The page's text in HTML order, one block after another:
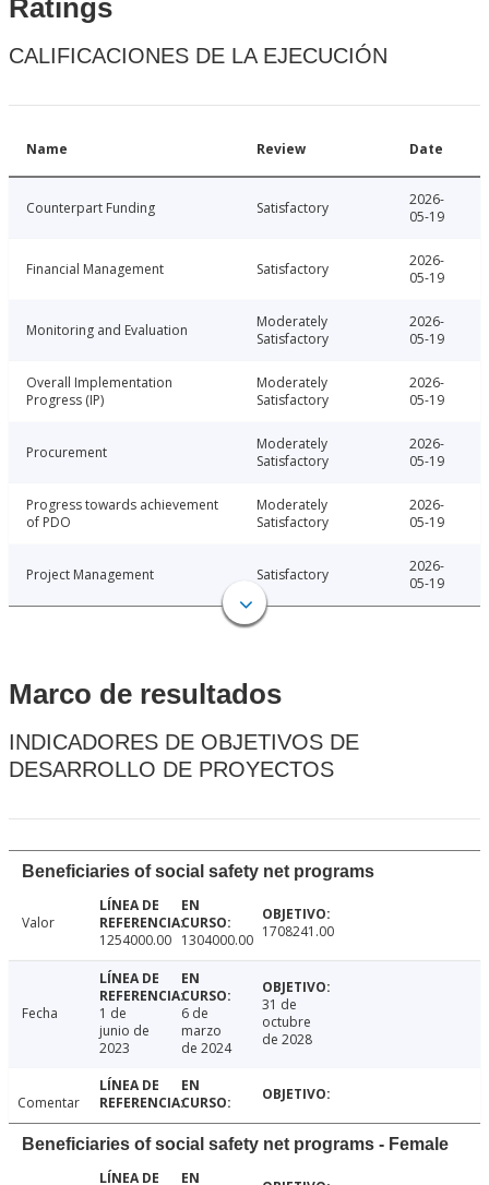
Ratings
CALIFICACIONES DE LA EJECUCIÓN
Name Review Date
Counterpart Funding Satisfactory
2026-
05-19
Financial Management Satisfactory
2026-
05-19
Monitoring and Evaluation
Moderately
Satisfactory
2026-
05-19
Overall Implementation
Progress (IP)
Moderately
Satisfactory
2026-
05-19
Procurement
Moderately
Satisfactory
2026-
05-19
Progress towards achievement
of PDO
Moderately
Satisfactory
2026-
05-19
Project Management Satisfactory
2026-
05-19
Marco de resultados
INDICADORES DE OBJETIVOS DE
DESARROLLO DE PROYECTOS
Beneficiaries of social safety net programs
Valor
1254000.00
1304000.00 1708241.00
Fecha
1 de
junio de
2023
6 de
marzo
de 2024
31 de
octubre
de 2028
Comentar
Beneficiaries of social safety net programs - Female